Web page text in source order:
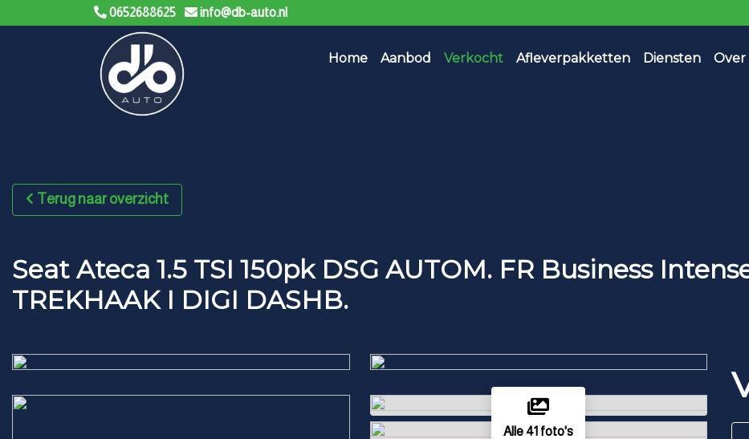
0652688625 info@db-auto.nl
Home Aanbod Verkocht Afleverpakketten Diensten Over
Terug naar overzicht
Seat Ateca 1.5 TSI 150pk DSG AUTOM. FR Business
TREKHAAK I DIGI DASHB.
Alle 41 foto's